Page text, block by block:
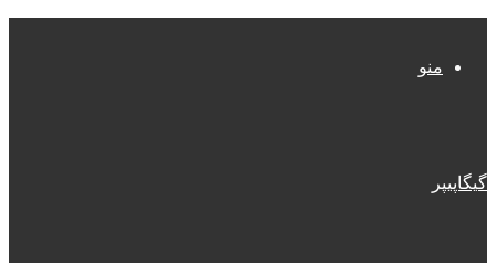
منو
گیگاپیپر